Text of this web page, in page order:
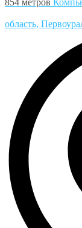
854 метров
область,